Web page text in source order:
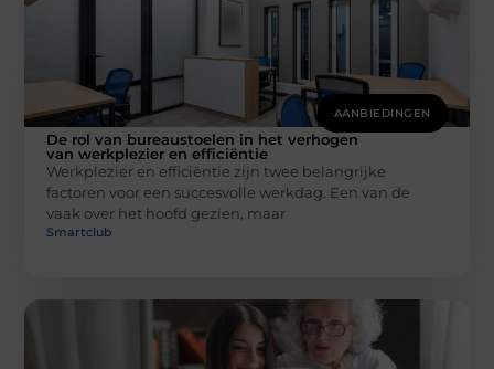
AANBIEDINGEN
De rol van bureaustoelen in het verhogen
van werkplezier en efficiëntie
Werkplezier en efficiëntie zijn twee belangrijke
factoren voor een succesvolle werkdag. Een van de
vaak over het hoofd gezien, maar
Smartclub